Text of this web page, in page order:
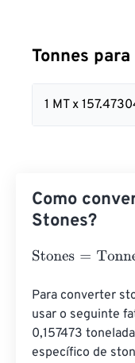
Tonnes
1 MT x
Como
Stones?
Stones= Tonnes×
Para converter
usar o seguinte
0,157473
específico de